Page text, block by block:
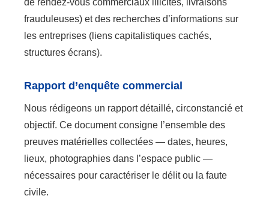
frauduleuses) et des recherches d’informations sur
les entreprises (liens capitalistiques cachés,
structures écrans).
Rapport d’enquête commercial
Nous rédigeons un rapport détaillé, circonstancié et
objectif. Ce document consigne l’ensemble des
preuves matérielles collectées — dates, heures,
lieux, photographies dans l’espace public —
nécessaires pour caractériser le délit ou la faute
civile.